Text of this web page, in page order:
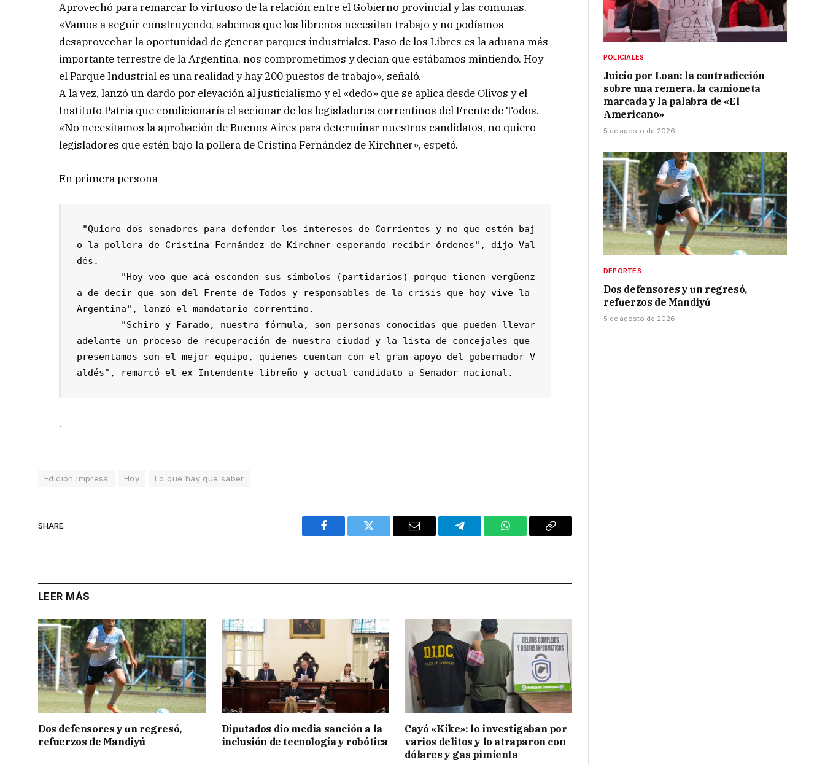
Aprovechó para remarcar lo virtuoso de la relación entre el Gobierno provincial y las comunas.
«Vamos a seguir construyendo, sabemos que los libreños necesitan trabajo y no podíamos
desaprovechar la oportunidad de generar parques industriales. Paso de los Libres es la aduana más
importante terrestre de la Argentina, nos comprometimos y decían que estábamos mintiendo. Hoy
el Parque Industrial es una realidad y hay 200 puestos de trabajo», señaló.
A la vez, lanzó un dardo por elevación al justicialismo y el «dedo» que se aplica desde Olivos y el
Instituto Patria que condicionaría el accionar de los legisladores correntinos del Frente de Todos.
«No necesitamos la aprobación de Buenos Aires para determinar nuestros candidatos, no quiero
legisladores que estén bajo la pollera de Cristina Fernández de Kirchner», espetó.
En primera persona
o la pollera de Cristina Fernández de Kirchner esperando recibir órdenes", dijo Val
dés.
a de decir que son del Frente de Todos y responsables de la crisis que hoy vive la
Argentina", lanzó el mandatario correntino.
adelante un proceso de recuperación de nuestra ciudad y la lista de concejales que
presentamos son el mejor equipo, quienes cuentan con el gran apoyo del gobernador V
aldés", remarcó el ex Intendente libreño y actual candidato a Senador nacional.
.
Edición Impresa Hoy Lo que hay que saber
SHARE.
Facebook Twitter Email Telegram WhatsAppCopy
LEER MÁS
Dos defensores y un regresó,
refuerzos de Mandiyú
Diputados dio media sanción a la
inclusión de tecnología y robótica
Cayó «Kike»: lo investigaban por
varios delitos y lo atraparon con
dólares y gas pimienta
POLICIALES
Juicio por Loan: la contradicción
sobre una remera, la camioneta
marcada y la palabra de «El
Americano»
5 de agosto de 2026
DEPORTES
Dos defensores y un regresó,
refuerzos de Mandiyú
5 de agosto de 2026